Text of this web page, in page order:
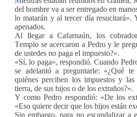
del hombre va a ser entregado en
lo matarán y al tercer día resucitará».
apenados.
Al llegar a Cafarnaún, los
Templo se acercaron a Pedro y le
de ustedes no paga el impuesto?».
«Sí, lo paga», respondió. Cuando
se adelantó a preguntarle: «¿Qué
quiénes perciben los impuestos y
tierra, de sus hijos o de los extraños?».
Y como Pedro respondió: «De los
«Eso quiere decir que los hijos están
Sin embargo, para no escandalizar a